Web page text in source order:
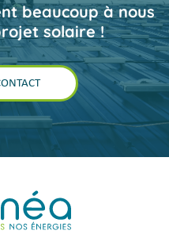
beaucoup à nous
solaire !